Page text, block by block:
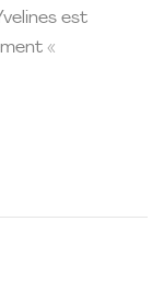
est
«